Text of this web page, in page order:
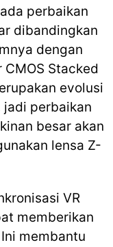
perbaikan
dibandingkan
dengan
Stacked
evolusi
jadi perbaikan
besar akan
lensa Z-
VR
memberikan
membantu